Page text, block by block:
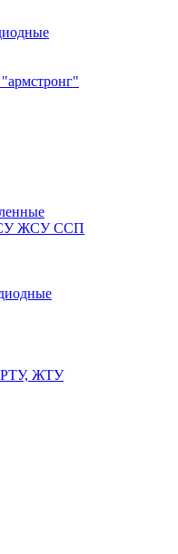
ЖСУ ССП
РТУ, ЖТУ